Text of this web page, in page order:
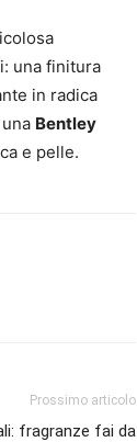
una finitura
in radica
Bentley
e pelle.
Prossimo articolo
fragranze fai da